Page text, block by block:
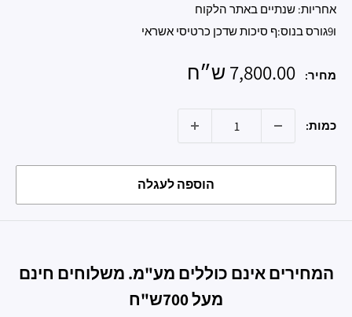
אחריות: שנתיים באתר הלקוח
ו9גורס בנוס:ף סיכות שדכן כרטיסי אשראי
מחיר: מחיר
7,800.00 ש״ח
כמות:
הוספה לעגלה
המחירים אינם כוללים מע"מ. משלוחים חינם
מעל 700ש"ח